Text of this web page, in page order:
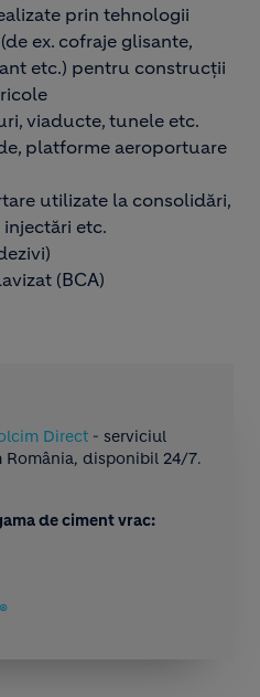
prin tehnologii
ex. cofraje glisante,
etc.) pentru construcții
viaducte, tunele etc.
platforme aeroportuare
utilizate la consolidări,
etc.
(BCA)
Direct - serviciul
disponibil 24/7.
de ciment vrac: